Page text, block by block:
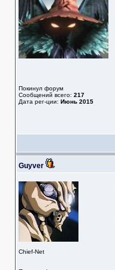
Покинул форум
Сообщений всего: 217
Дата рег-ции: Июнь 2015
Guyver
Chief-Net